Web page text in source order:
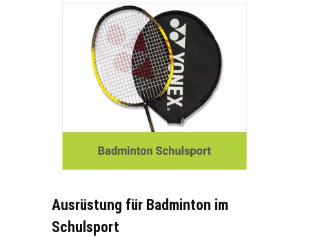
Ausrüstung für Badminton im
Schulsport